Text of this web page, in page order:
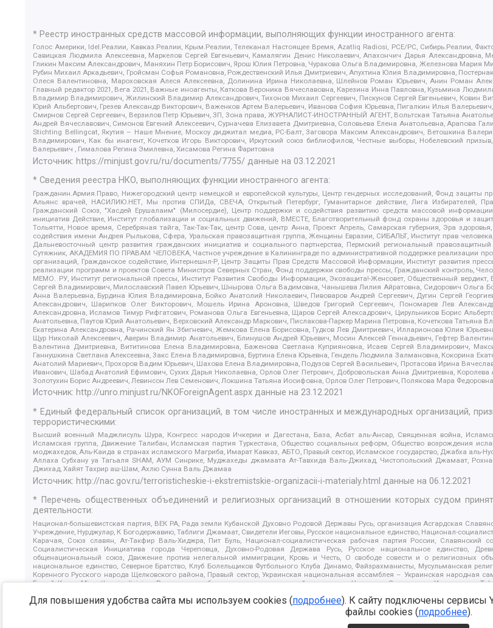
* Реестр иностранных средств массовой информации, выполняющих функции иностранного агента:
Голос Америки, Idel.Реалии, Кавказ.Реалии, Крым.Реалии, Телеканал Настоящее Время, Azatliq Radiosi, PCE/PC, Сибирь.Реалии,
Савицкая Людмила Алексеевна, Маркелов Сергей Евгеньевич, Камалягин Денис Николаевич, Апахончич Дарья Александровна,
Гликин Максим Александрович, Маняхин Петр Борисович, Ярош Юлия Петровна, Чуракова Ольга Владимировна, Железнова Мария
Рубин Михаил Аркадьевич, Гройсман Софья Романовна, Рождественский Илья Дмитриевич, Апухтина Юлия Владимировна,
Олеся Валентиновна, Мароховская Алеся Алексеевна, Долинина Ирина Николаевна, Шлейнов Роман Юрьевич, Анин Роман
Главный редактор 2021, Вега 2021, Важные иноагенты, Каткова Вероника Вячеславовна, Карезина Инна Павловна, Кузьмина
Владимир Владимирович, Жилинский Владимир Александрович, Тихонов Михаил Сергеевич, Пискунов Сергей Евгеньевич, Ковин
Юрий Альбертович, Грезев Александр Викторович, Важенков Артем Валерьевич, Иванова София Юрьевна, Пигалкин Илья
Смирнов Сергей Сергеевич, Верзилов Петр Юрьевич, ЗП, Зона права, ЖУРНАЛИСТ-ИНОСТРАННЫЙ АГЕНТ, Вольтская Татьяна
Андрей Вячеславович, Симонов Евгений Алексеевич, Сурначева Елизавета Дмитриевна, Соловьева Елена Анатольевна, Арапова
Stichting Bellingcat, Якутия – Наше Мнение, Москоу диджитал медиа, РС-Балт, Заговора Максим Александрович, Ветошкина
Владимирович, Как бы инагент, Кочетков Игорь Викторович, Иркутский союз библиофилов, Честные выборы, Нобелевский
Валерьевич , Гималова Регина Эмилевна, Хисамова Регина Фаритовна
Источник: https://minjust.gov.ru/ru/documents/7755/ данные на03.12.2021
* Сведения реестра НКО, выполняющих функции иностранного агента:
Гражданин.Армия.Право, Нижегородский центр немецкой и европейской культуры, Центр гендерных исследований, Фонд защиты
Альянс врачей, НАСИЛИЮ.НЕТ, Мы против СПИДа, СВЕЧА, Открытый Петербург, Гуманитарное действие, Лига Избирателей,
Гражданский Союз, "Хасдей Ерушалаим" (Милосердие), Центр поддержки и содействия развитию средств массовой
инициатив Действие, Институт глобализации и социальных движений, ВМЕСТЕ, Благотворительный фонд охраны здоровья и
Тольятти, Новое время, Серебряная тайга, Так-Так-Так, центр Сова, центр Анна, Проект Апрель, Самарская губерния, Эра
содействия имени Андрея Рылькова, Сфера, Уральская правозащитная группа, Женщины Евразии, СИБАЛЬТ, Институт прав
Дальневосточный центр развития гражданских инициатив и социального партнерства, Пермский региональный
Сутяжник, АКАДЕМИЯ ПО ПРАВАМ ЧЕЛОВЕКА, Частное учреждение в Калининграде по административной поддержке реализации
организаций, Гражданское содействие, Интернешнл-Р, Центр Защиты Прав Средств Массовой Информации, Институт развития
реализации программ и проектов Совета Министров Северных Стран, Фонд поддержки свободы прессы, Гражданский контроль,
МЕМО. РУ, Институт региональной прессы, Институт Развития Свободы Информации, Экозащита!-Женсовет, Общественный
Сергей Владимирович, Милославский Павел Юрьевич, Шнырова Ольга Вадимовна, Чанышева Лилия Айратовна, Сидорович Ольга
Анна Валерьевна, Бурдина Юлия Владимировна, Бойко Анатолий Николаевич, Пивоваров Андрей Сергеевич, Дугин Сергей
Александрович, Шарипков Олег Викторович, Мошель Ирина Ароновна, Шведов Григорий Сергеевич, Пономарев Лев
Александровна, Исламов Тимур Рифгатович, Романова Ольга Евгеньевна, Щаров Сергей Алексадрович, Цирульников Борис
Анатольевна, Паутов Юрий Анатольевич, Верховский Александр Маркович, Пислакова-Паркер Марина Петровна, Кочеткова Татьяна
Екатерина Александровна, Рачинский Ян Збигневич, Жемкова Елена Борисовна, Гудков Лев Дмитриевич, Илларионова Юлия
Щур Николай Алексеевич, Аверин Владимир Анатольевич, Блинушов Андрей Юрьевич, Мосин Алексей Геннадьевич, Гефтер
Валентина Дмитриевна, Вититинова Елена Владимировна, Баженова Светлана Куприяновна, Исаев Сергей Владимирович,
Ганнушкина Светлана Алексеевна, Закс Елена Владимировна, Буртина Елена Юрьевна, Гендель Людмила Залмановна, Кокорина
Анатолий Мариевич, Прохоров Вадим Юрьевич, Шахова Елена Владимировна, Подузов Сергей Васильевич, Протасова Ирина
Иванович, Шабад Анатолий Ефимович, Сухих Дарья Николаевна, Орлов Олег Петрович, Добровольская Анна Дмитриевна,
Золотухин Борис Андреевич, Левинсон Лев Семенович, Локшина Татьяна Иосифовна, Орлов Олег Петрович, Полякова Мара
Источник: http://unro.minjust.ru/NKOForeignAgent.aspx данные на23.12.2021
* Единый федеральный список организаций, в том числе иностранных и международных организаций,
террористическими:
Высший военный Маджлисуль Шура, Конгресс народов Ичкерии и Дагестана, База, Асбат аль-Ансар, Священная война,
Исламская группа, Движение Талибан, Исламская партия Туркестана, Общество социальных реформ, Общество возрождения
моджахедов, Аль-Каида в странах исламского Магриба, Имарат Кавказ, АБТО, Правый сектор, Исламское государство, Джабха
Аллаха Субхану уа Тагьаля SHAM, АУМ Синрике, Муджахеды джамаата Ат-Тавхида Валь-Джихад, Чистопольский Джамаат,
Джихад, Хайят Тахрир аш-Шам, Ахлю Сунна Валь Джамаа
Источник: http://nac.gov.ru/terroristicheskie-i-ekstremistskie-organizacii-i-materialy.html данные на06.12.2021
* Перечень общественных объединений и религиозных организаций в отношении которых судом
деятельности:
Национал-большевистская партия, ВЕК РА, Рада земли Кубанской Духовно Родовой Державы Русь, организация Асгардская
Учреждение, Нурджулар, К Богодержавию, Таблиги Джамаат, Свидетели Иеговы, Русское национальное единство, Национал-
Карачая, Союз славян, Ат-Такфир Валь-Хиджра, Пит Буль, Национал-социалистическая рабочая партия России,
Социалистическая Инициатива города Череповца, Духовно-Родовая Держава Русь, Русское национальное единство,
общенациональный союз, Движение против нелегальной иммиграции, Кровь и Честь, О свободе совести и о религиозных
национальное единство, Северное Братство, Клуб Болельщиков Футбольного Клуба Динамо, Файзрахманисты, Мусульманская
Коренного Русского народа Щелковского района, Правый сектор, Украинская национальная ассамблея – Украинская народная
Белый Крест, Misanthropic division, Религиозное объединение последователей инглиизма, Народная Социальная Инициатива,
Артподготовка, Штольц, В честь иконы Божией Матери Державная, Сектор 16, Независимость, Фирма, Молодежная правозащитная
Крю, Союз Славянских Сил Руси, Алля-Аят, Благотворительный пансионат Ак Умут, Русская республика Русь, Арестантское
Патриотический клуб-Новокузнецк/РПК, Сибирский державный союз, Фонд борьбы с коррупцией, Фонд защиты прав граждан, Штабы
Для повышения удобства сайта мы используем cookies (подробнее). К сайту подключены сервисы
файлы cookies (подробнее).